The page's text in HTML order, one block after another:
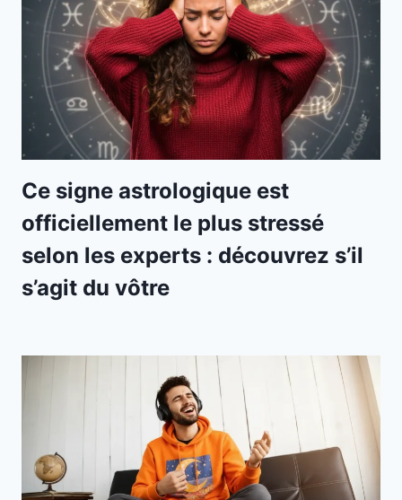
Ce signe astrologique est
officiellement le plus stressé
selon les experts : découvrez s’il
s’agit du vôtre